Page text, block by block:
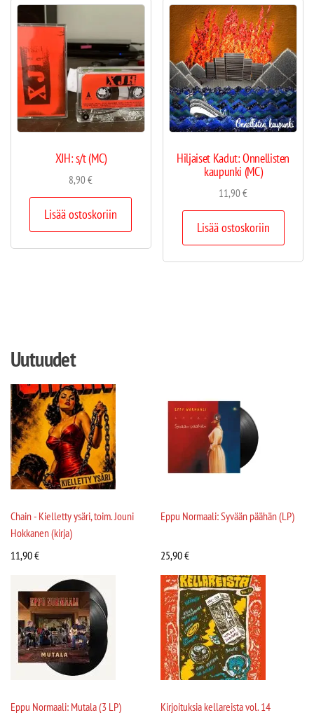
XJH: s/t (MC)
8,90€
Lisää ostoskoriin
Hiljaiset Kadut: Onnellisten
kaupunki (MC)
11,90€
Lisää ostoskoriin
Uutuudet
Chain - Kielletty ysäri, toim. Jouni
Hokkanen (kirja)
11,90€
Eppu Normaali: Syvään päähän (LP)
25,90€
Eppu Normaali: Mutala (3 LP) Kirjoituksia kellareista vol. 14